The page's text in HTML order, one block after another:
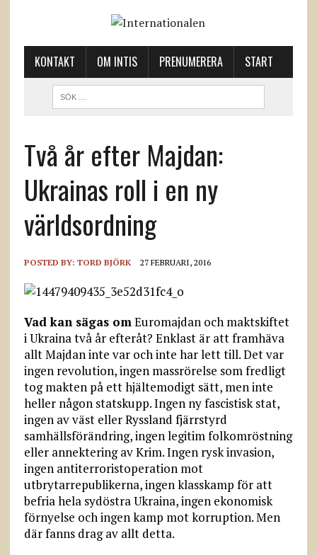
KONTAKT OM INTIS PRENUMERERA START
Två år efter Majdan:
Ukrainas roll i en ny
världsordning
POSTED BY: TORD BJÖRK 27 FEBRUARI, 2016
Vad kan sägas omEuromajdan och maktskiftet
i Ukraina två år efteråt? Enklast är att framhäva
allt Majdan inte var och inte har lett till. Det var
ingen revolution, ingen massrörelse som fredligt
tog makten på ett hjältemodigt sätt, men inte
heller någon statskupp. Ingen ny fascistisk stat,
ingen av väst eller Ryssland fjärrstyrd
samhällsförändring, ingen legitim folkomröstning
eller annektering av Krim. Ingen rysk invasion,
ingen antiterroristoperation mot
utbrytarrepublikerna, ingen klasskamp för att
befria hela sydöstra Ukraina, ingen ekonomisk
förnyelse och ingen kamp mot korruption. Men
där fanns drag av allt detta.